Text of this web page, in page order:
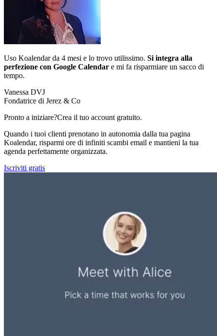
Uso Koalendar da 4 mesi e lo trovo utilissimo. Si integra alla
perfezione con Google Calendar e mi fa risparmiare un sacco di
tempo.
Vanessa DVJ
Fondatrice di Jerez & Co
Pronto a iniziare?Crea il tuo account gratuito.
Quando i tuoi clienti prenotano in autonomia dalla tua pagina
Koalendar, risparmi ore di infiniti scambi email e mantieni la tua
agenda perfettamente organizzata.
Iscriviti gratis